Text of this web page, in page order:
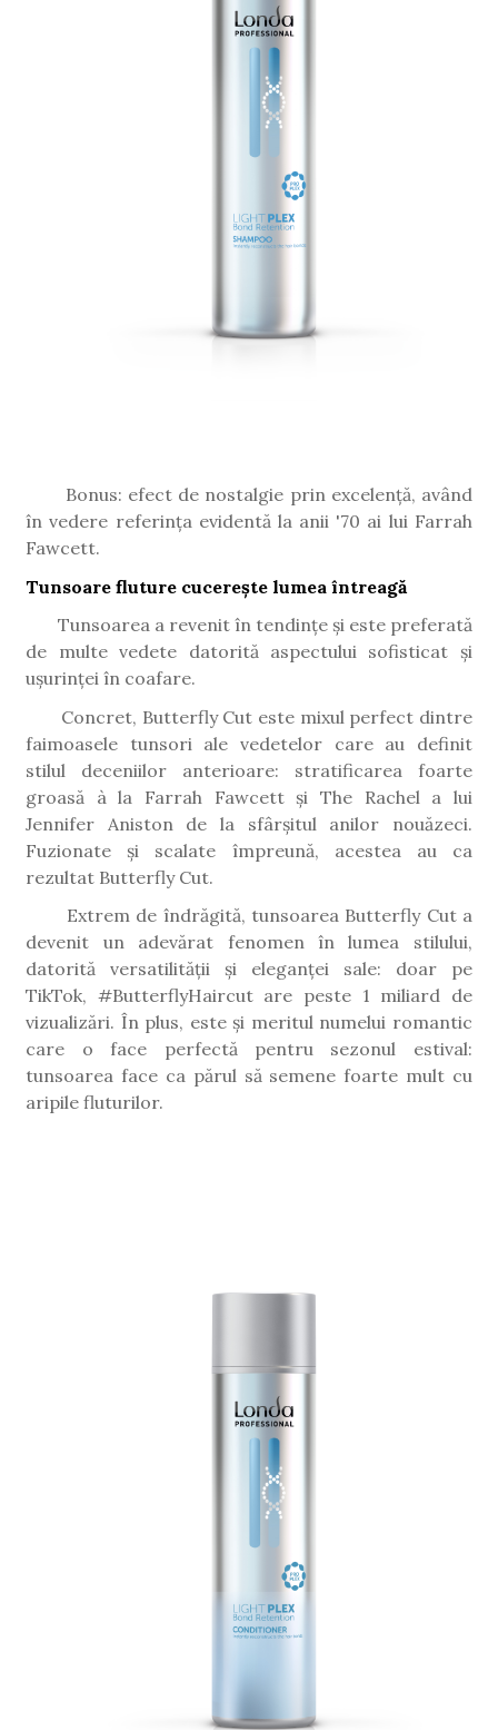
Bonus: efect de nostalgie prin excelență, având
în vedere referința evidentă la anii '70 ai lui Farrah
Fawcett.
Tunsoare fluture cucerește lumea întreagă
Tunsoarea a revenit în tendințe și este preferată
de multe vedete datorită aspectului sofisticat și
ușurinței în coafare.
Concret, Butterfly Cut este mixul perfect dintre
faimoasele tunsori ale vedetelor care au definit
stilul deceniilor anterioare: stratificarea foarte
groasă à la Farrah Fawcett și The Rachel a lui
Jennifer Aniston de la sfârșitul anilor nouăzeci.
Fuzionate și scalate împreună, acestea au ca
rezultat Butterfly Cut.
Extrem de îndrăgită, tunsoarea Butterfly Cut a
devenit un adevărat fenomen în lumea stilului,
datorită versatilității și eleganței sale: doar pe
TikTok, #ButterflyHaircut are peste 1 miliard de
vizualizări. În plus, este și meritul numelui romantic
care o face perfectă pentru sezonul estival:
tunsoarea face ca părul să semene foarte mult cu
aripile fluturilor.